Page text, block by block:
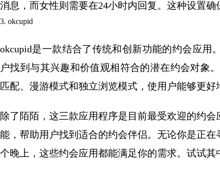
消息，而女性则需要在24小时内回复。这种设置
3. okcupid
okcupid是一款结合了传统和创新功能的约会应
户找到与其兴趣和价值观相符合的潜在约会对象
匹配、漫游模式和独立浏览模式，使用户能够更
除了陌陌，这三款应用程序是目前最受欢迎的约
能，帮助用户找到适合的约会伴侣。无论你是正
个晚上，这些约会应用都能满足你的需求。试试